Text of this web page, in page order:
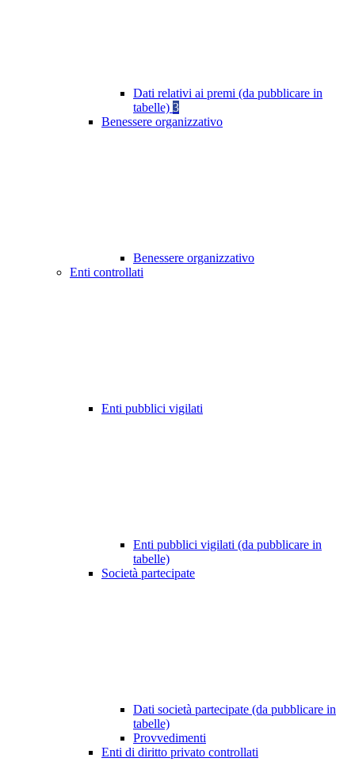
Dati relativi ai premi (da pubblicare in
tabelle) 3
Benessere organizzativo
Benessere organizzativo
Enti controllati
Enti pubblici vigilati
Enti pubblici vigilati (da pubblicare in
tabelle)
Società partecipate
Dati società partecipate (da pubblicare in
tabelle)
Provvedimenti
Enti di diritto privato controllati